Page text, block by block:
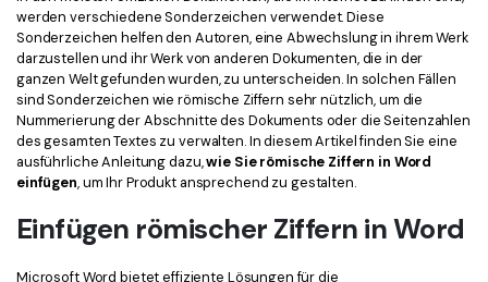
PDF OCR
PDF-Daten extrahieren
PDF freigeben
eSign PDFs rechtmäßig Neu
Branchen
Bildung
IT-Dienstleistung
Kontakt zum Support
Was ist NEU
Benutzerhandbuch
PDFelement für Windows
PDFelement für Mac
PDFelement für iOS
werden verschiedene Sonderzeichen verwendet. Diese
Sonderzeichen helfen den Autoren, eine Abwechslung in ihrem Werk
darzustellen und ihr Werk von anderen Dokumenten, die in der
ganzen Welt gefunden wurden, zu unterscheiden. In solchen Fällen
sind Sonderzeichen wie römische Ziffern sehr nützlich, um die
Nummerierung der Abschnitte des Dokuments oder die Seitenzahlen
des gesamten Textes zu verwalten. In diesem Artikel finden Sie eine
ausführliche Anleitung dazu,wie Sie römische Ziffern in Word
einfügen, um Ihr Produkt ansprechend zu gestalten.
Einfügen römischer Ziffern in Word
Microsoft Word bietet effiziente Lösungen für die